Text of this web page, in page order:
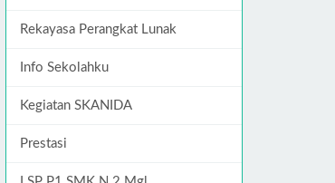
Rekayasa Perangkat Lunak
Info Sekolahku
Kegiatan SKANIDA
Prestasi